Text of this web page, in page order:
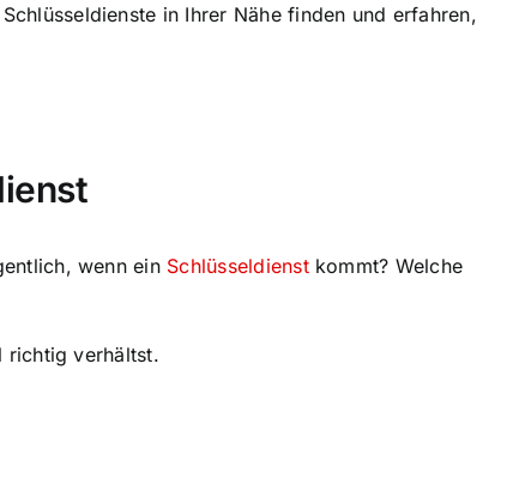
in Ihrer Nähe finden und erfahren,
wenn ein Schlüsseldienstkommt? Welche
richtig verhältst.